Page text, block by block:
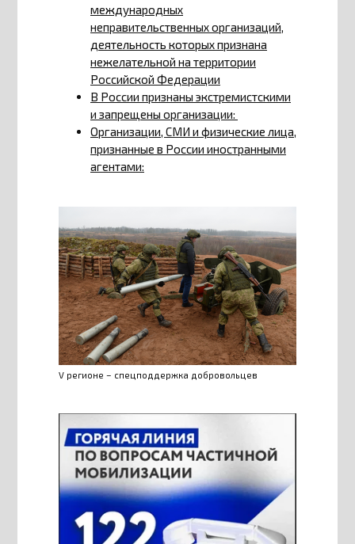
международных
неправительственных организаций,
деятельность которых признана
нежелательной на территории
Российской Федерации
В России признаны экстремистскими
и запрещены организации:
Организации, СМИ и физические лица,
признанные в России иностранными
агентами:
V регионе – спецподдержка добровольцев